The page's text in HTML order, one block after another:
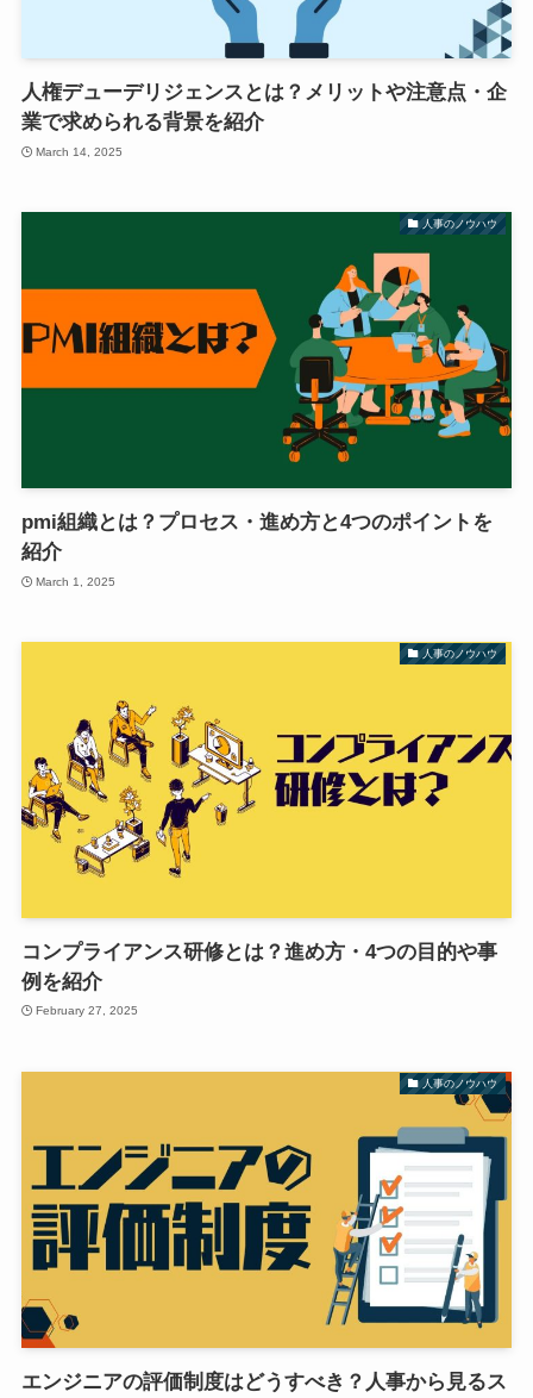
人権デューデリジェンスとは？メリットや注意点・企
業で求められる背景を紹介
March 14, 2025
人事のノウハウ
pmi組織とは？プロセス・進め方と4つのポイントを
紹介
March 1, 2025
人事のノウハウ
コンプライアンス研修とは？進め方・4つの目的や事
例を紹介
February 27, 2025
人事のノウハウ
エンジニアの評価制度はどうすべき？人事から見るス